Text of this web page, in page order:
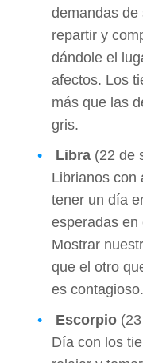
demandas de
repartir y
dándole el
afectos. Los
más que las
gris.
Libra (22 de
Librianos con
tener un día
esperadas en
Mostrar
que el otro
es
Escorpio
Día con los